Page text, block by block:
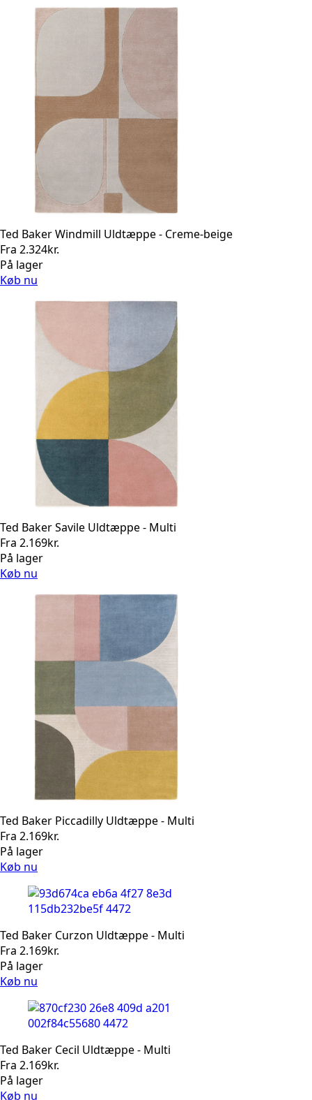
Ted Baker Windmill Uldtæppe - Creme-beige
Fra 2.324kr.
På lager
Køb nu
Ted Baker Savile Uldtæppe - Multi
Fra 2.169kr.
På lager
Køb nu
Ted Baker Piccadilly Uldtæppe - Multi
Fra 2.169kr.
På lager
Køb nu
Ted Baker Curzon Uldtæppe - Multi
Fra 2.169kr.
På lager
Køb nu
Ted Baker Cecil Uldtæppe - Multi
Fra 2.169kr.
På lager
Køb nu